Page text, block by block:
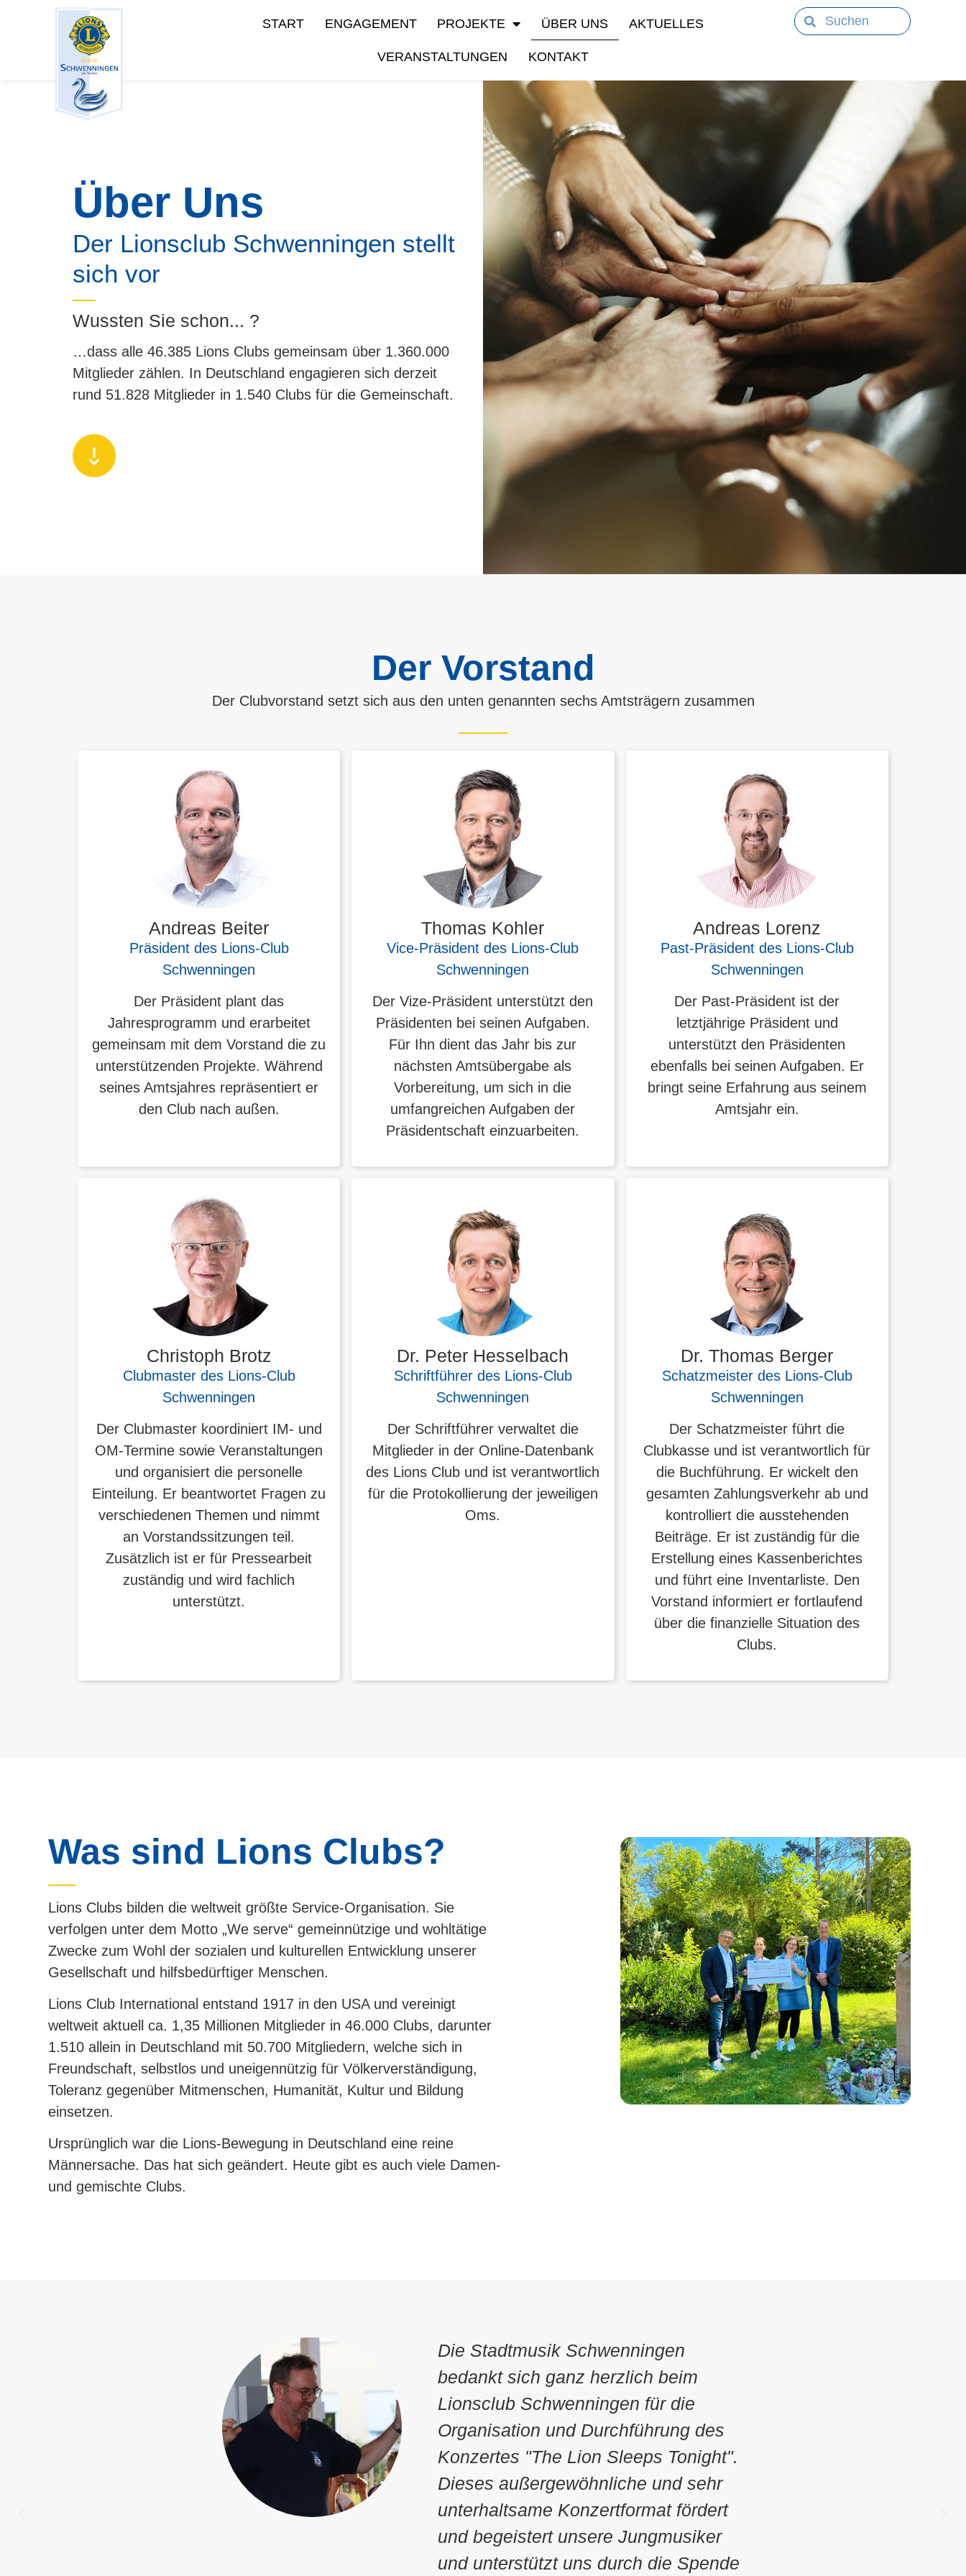
START ENGAGEMENT PROJEKTE ÜBER UNS AKTUELLES
VERANSTALTUNGEN KONTAKT
Über Uns
Der Lionsclub Schwenningen stellt
sich vor
Wussten Sie schon... ?
…dass alle 46.385 Lions Clubs gemeinsam über 1.360.000
Mitglieder zählen. In Deutschland engagieren sich derzeit
rund 51.828 Mitglieder in 1.540 Clubs für die Gemeinschaft.
Der Vorstand
Der Clubvorstand setzt sich aus den unten genannten sechs Amtsträgern zusammen
Andreas Beiter
Präsident des Lions-Club
Schwenningen
Der Präsident plant das
Jahresprogramm und erarbeitet
gemeinsam mit dem Vorstand die zu
unterstützenden Projekte. Während
seines Amtsjahres repräsentiert er
den Club nach außen.
Thomas Kohler
Vice-Präsident des Lions-Club
Schwenningen
Der Vize-Präsident unterstützt den
Präsidenten bei seinen Aufgaben.
Für Ihn dient das Jahr bis zur
nächsten Amtsübergabe als
Vorbereitung, um sich in die
umfangreichen Aufgaben der
Präsidentschaft einzuarbeiten.
Andreas Lorenz
Past-Präsident des Lions-Club
Schwenningen
Der Past-Präsident ist der
letztjährige Präsident und
unterstützt den Präsidenten
ebenfalls bei seinen Aufgaben. Er
bringt seine Erfahrung aus seinem
Amtsjahr ein.
Christoph Brotz
Clubmaster des Lions-Club
Schwenningen
Der Clubmaster koordiniert IM- und
OM-Termine sowie Veranstaltungen
und organisiert die personelle
Einteilung. Er beantwortet Fragen zu
verschiedenen Themen und nimmt
an Vorstandssitzungen teil.
Zusätzlich ist er für Pressearbeit
zuständig und wird fachlich
unterstützt.
Dr. Peter Hesselbach
Schriftführer des Lions-Club
Schwenningen
Der Schriftführer verwaltet die
Mitglieder in der Online-Datenbank
des Lions Club und ist verantwortlich
für die Protokollierung der jeweiligen
Oms.
Dr. Thomas Berger
Schatzmeister des Lions-Club
Schwenningen
Der Schatzmeister führt die
Clubkasse und ist verantwortlich für
die Buchführung. Er wickelt den
gesamten Zahlungsverkehr ab und
kontrolliert die ausstehenden
Beiträge. Er ist zuständig für die
Erstellung eines Kassenberichtes
und führt eine Inventarliste. Den
Vorstand informiert er fortlaufend
über die finanzielle Situation des
Clubs.
Was sind Lions Clubs?
Lions Clubs bilden die weltweit größte Service-Organisation. Sie
verfolgen unter dem Motto „We serve“ gemeinnützige und wohltätige
Zwecke zum Wohl der sozialen und kulturellen Entwicklung unserer
Gesellschaft und hilfsbedürftiger Menschen.
Lions Club International entstand 1917 in den USA und vereinigt
weltweit aktuell ca. 1,35 Millionen Mitglieder in 46.000 Clubs, darunter
1.510 allein in Deutschland mit 50.700 Mitgliedern, welche sich in
Freundschaft, selbstlos und uneigennützig für Völkerverständigung,
Toleranz gegenüber Mitmenschen, Humanität, Kultur und Bildung
einsetzen.
Ursprünglich war die Lions-Bewegung in Deutschland eine reine
Männersache. Das hat sich geändert. Heute gibt es auch viele Damen-
und gemischte Clubs.
Die Spielstadt war dank Ihrer
Spenden so erfolgreich und
nachhaltig, dass wir dieses Konzept
im nächsten Schuljahr in
regelmäßigen Abständen in den
Unterrichtsalltag einbauen werden.
Schulleiterin Janusz-Korczak-Schule